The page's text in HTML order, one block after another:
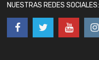
NUESTRAS REDES SOCIALES: